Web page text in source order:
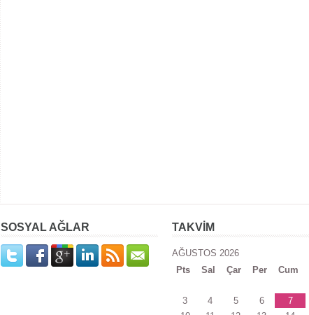
SOSYAL AĞLAR TAKVİM
AĞUSTOS 2026
Pts
Sal Çar Per Cum
3
4 5 6 7